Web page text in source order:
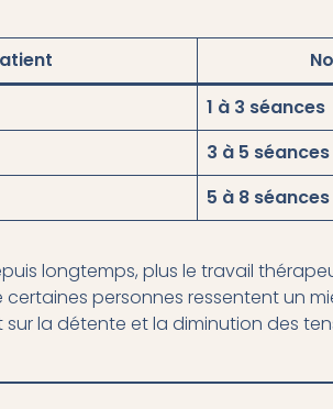
1 à 3 séances
3 à 5 séances
5 à 8 séances
longtemps, plus le travail
personnes ressentent un
la détente et la diminution des